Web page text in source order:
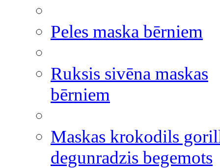
Peles maska bērniem
Ruksis sivēna maskas
bērniem
Maskas krokodils
degunradzis begemots